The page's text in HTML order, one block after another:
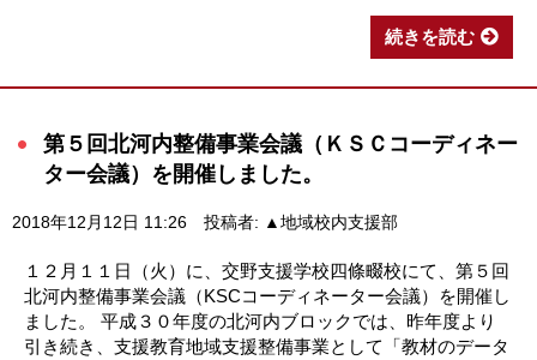
続きを読む
第５回北河内整備事業会議（ＫＳＣコーディネー
ター会議）を開催しました。
2018年12月12日 11:26 投稿者: ▲地域校内支援部
１２月１１日（火）に、交野支援学校四條畷校にて、第５回
北河内整備事業会議（KSCコーディネーター会議）を開催し
ました。 平成３０年度の北河内ブロックでは、昨年度より
引き続き、支援教育地域支援整備事業として「教材のデータ